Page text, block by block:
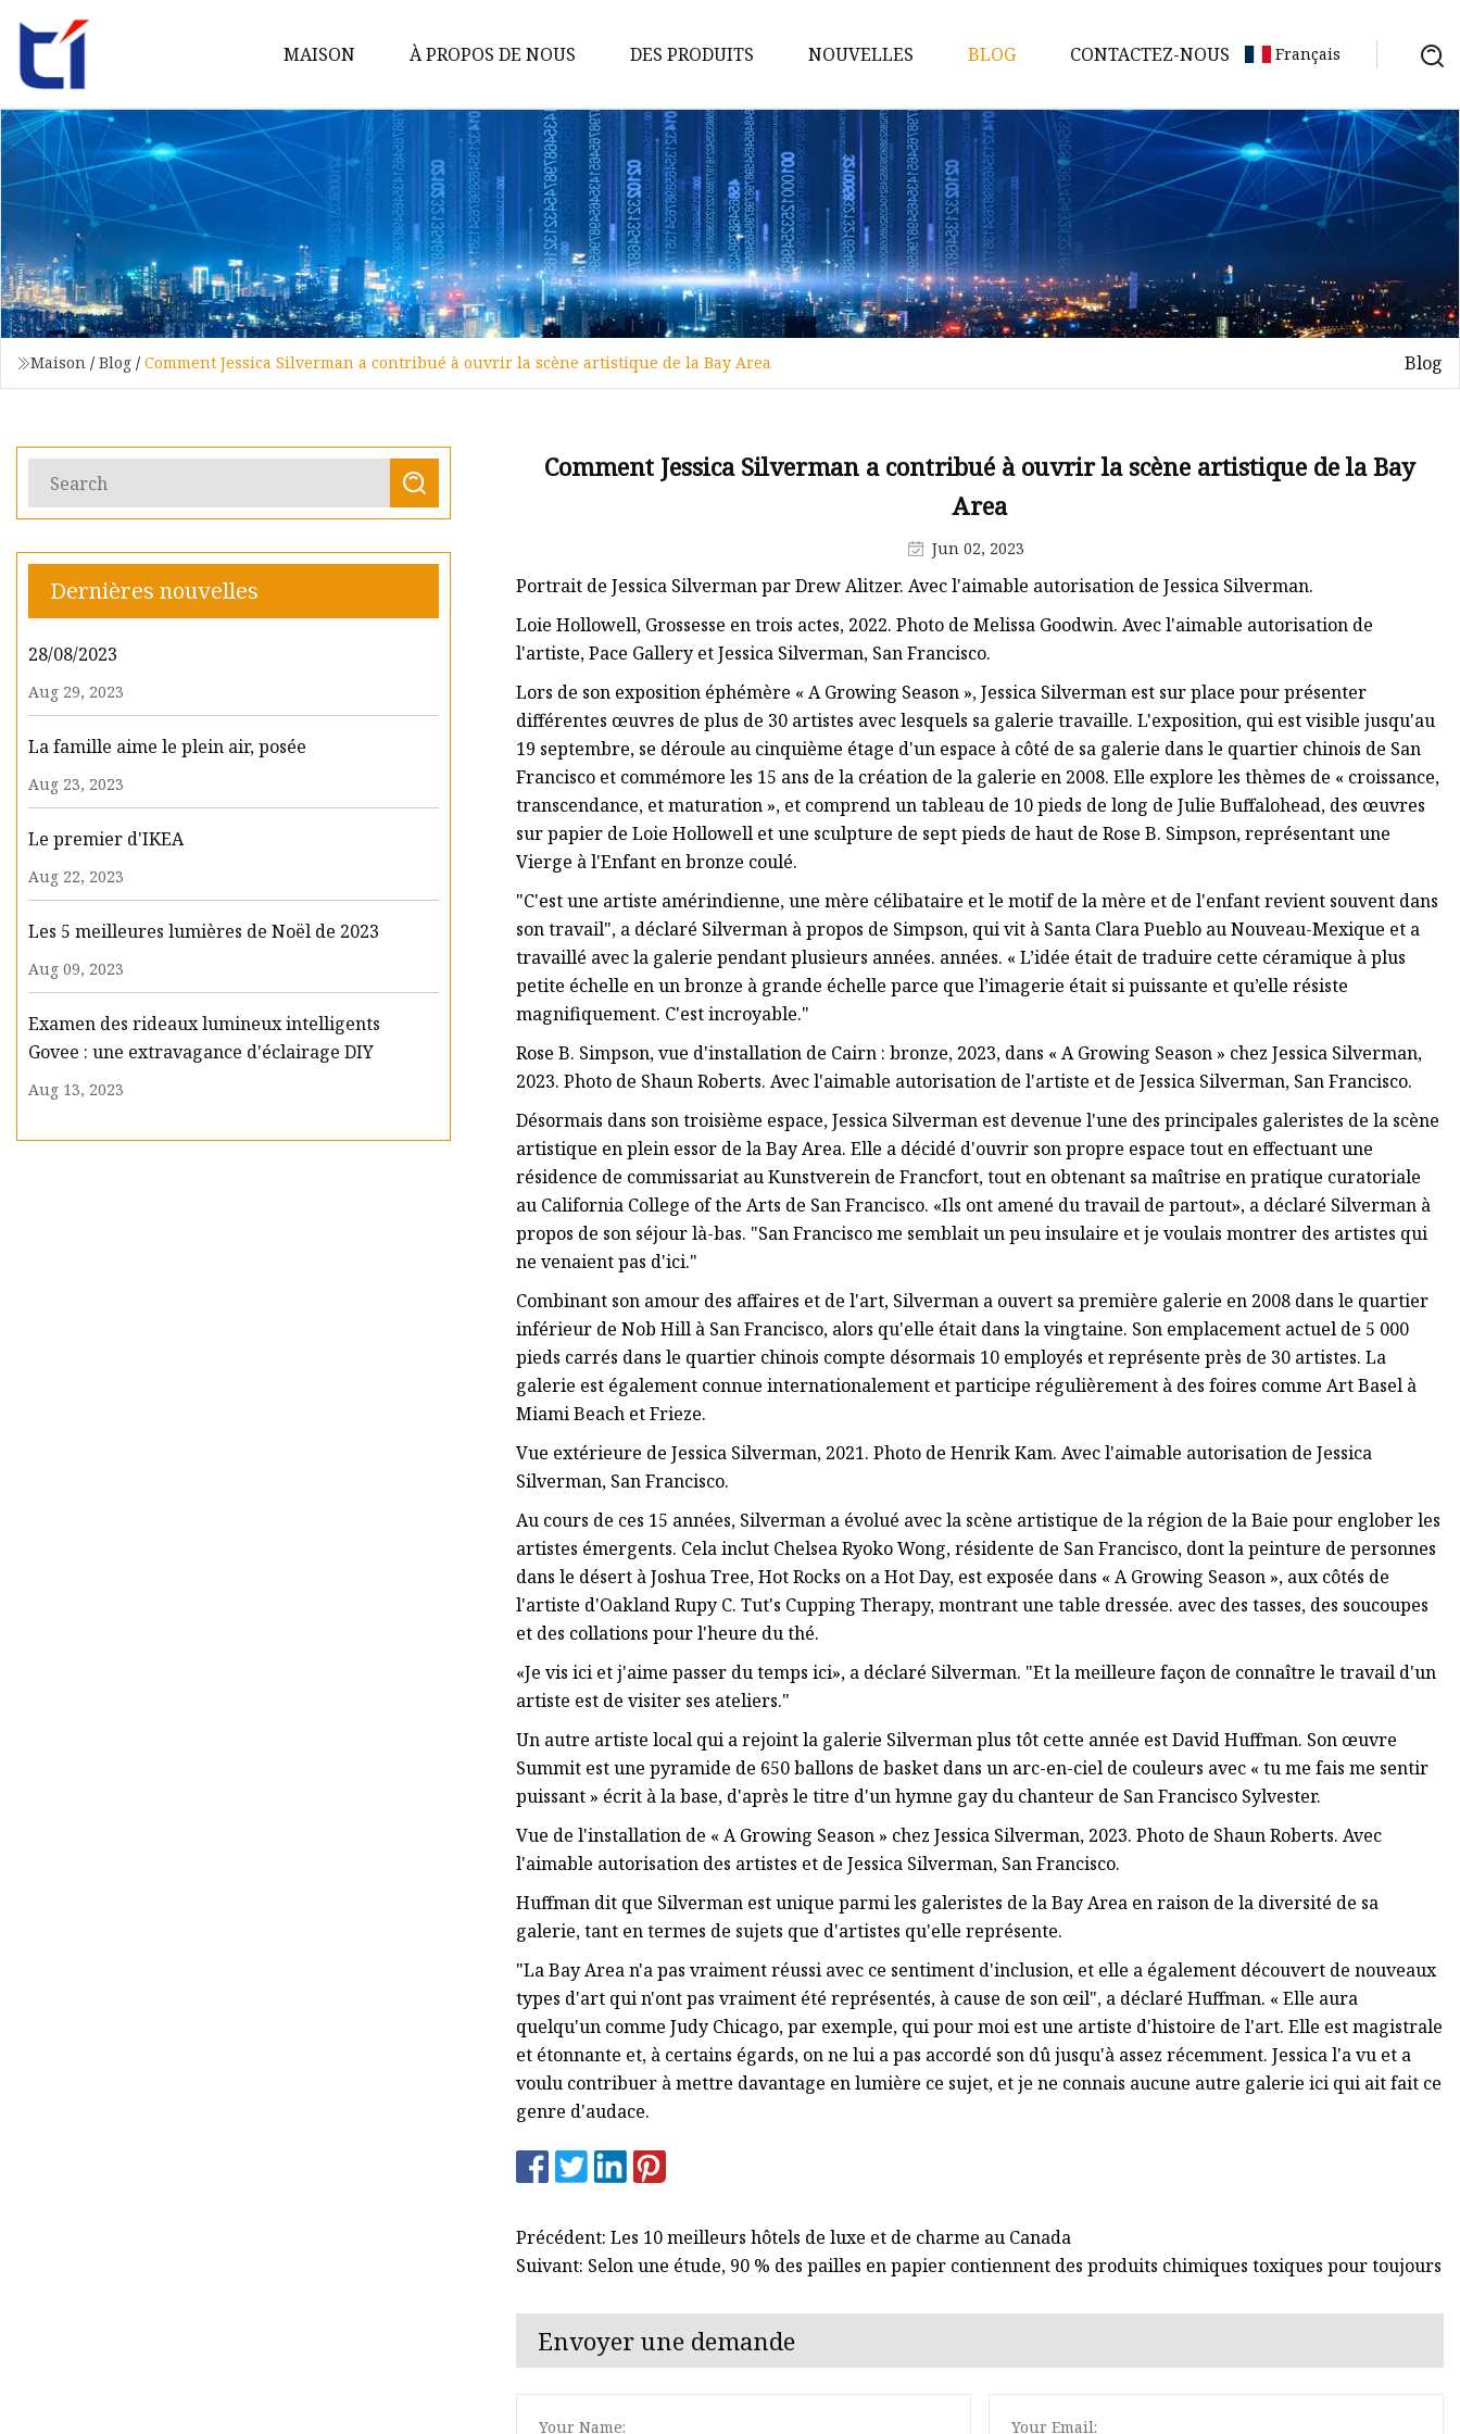
MAISON À PROPOS DE NOUS DES PRODUITS
Lumières de décoration
Arche de bougie
Maison en bois LED
Caisson lumineux en bois
Pyramide LED en bois
Lanternes LED en bois
Guirlandes lumineuses en bois
Ornements en plastique LED
Lumières d'arbre en bois à LED
NOUVELLES BLOG CONTACTEZ-NOUS Français
Maison / Blog / Comment Jessica Silverman a contribué à ouvrir la scène artistique de la Bay Area Blog
Dernières nouvelles
28/08/2023
Aug 29, 2023
La famille aime le plein air, posée
Aug 23, 2023
Le premier d'IKEA
Aug 22, 2023
Les 5 meilleures lumières de Noël de 2023
Aug 09, 2023
Examen des rideaux lumineux intelligents
Govee : une extravagance d'éclairage DIY
Aug 13, 2023
Comment Jessica Silverman a contribué à ouvrir la scène artistique de la Bay
Area
Jun 02, 2023
Portrait de Jessica Silverman par Drew Alitzer. Avec l'aimable autorisation de Jessica Silverman.
Loie Hollowell, Grossesse en trois actes, 2022. Photo de Melissa Goodwin. Avec l'aimable autorisation de
l'artiste, Pace Gallery et Jessica Silverman, San Francisco.
Lors de son exposition éphémère « A Growing Season », Jessica Silverman est sur place pour présenter
différentes œuvres de plus de 30 artistes avec lesquels sa galerie travaille. L'exposition, qui est visible jusqu'au
19 septembre, se déroule au cinquième étage d'un espace à côté de sa galerie dans le quartier chinois de San
Francisco et commémore les 15 ans de la création de la galerie en 2008. Elle explore les thèmes de « croissance,
transcendance, et maturation », et comprend un tableau de 10 pieds de long de Julie Buffalohead, des œuvres
sur papier de Loie Hollowell et une sculpture de sept pieds de haut de Rose B. Simpson, représentant une
Vierge à l'Enfant en bronze coulé.
"C'est une artiste amérindienne, une mère célibataire et le motif de la mère et de l'enfant revient souvent dans
son travail", a déclaré Silverman à propos de Simpson, qui vit à Santa Clara Pueblo au Nouveau-Mexique et a
travaillé avec la galerie pendant plusieurs années. années. « L’idée était de traduire cette céramique à plus
petite échelle en un bronze à grande échelle parce que l’imagerie était si puissante et qu’elle résiste
magnifiquement. C'est incroyable."
Rose B. Simpson, vue d'installation de Cairn : bronze, 2023, dans « A Growing Season » chez Jessica Silverman,
2023. Photo de Shaun Roberts. Avec l'aimable autorisation de l'artiste et de Jessica Silverman, San Francisco.
Désormais dans son troisième espace, Jessica Silverman est devenue l'une des principales galeristes de la scène
artistique en plein essor de la Bay Area. Elle a décidé d'ouvrir son propre espace tout en effectuant une
résidence de commissariat au Kunstverein de Francfort, tout en obtenant sa maîtrise en pratique curatoriale
au California College of the Arts de San Francisco. «Ils ont amené du travail de partout», a déclaré Silverman à
propos de son séjour là-bas. "San Francisco me semblait un peu insulaire et je voulais montrer des artistes qui
ne venaient pas d'ici."
Combinant son amour des affaires et de l'art, Silverman a ouvert sa première galerie en 2008 dans le quartier
inférieur de Nob Hill à San Francisco, alors qu'elle était dans la vingtaine. Son emplacement actuel de 5 000
pieds carrés dans le quartier chinois compte désormais 10 employés et représente près de 30 artistes. La
galerie est également connue internationalement et participe régulièrement à des foires comme Art Basel à
Miami Beach et Frieze.
Vue extérieure de Jessica Silverman, 2021. Photo de Henrik Kam. Avec l'aimable autorisation de Jessica
Silverman, San Francisco.
Au cours de ces 15 années, Silverman a évolué avec la scène artistique de la région de la Baie pour englober les
artistes émergents. Cela inclut Chelsea Ryoko Wong, résidente de San Francisco, dont la peinture de personnes
dans le désert à Joshua Tree, Hot Rocks on a Hot Day, est exposée dans « A Growing Season », aux côtés de
l'artiste d'Oakland Rupy C. Tut's Cupping Therapy, montrant une table dressée. avec des tasses, des soucoupes
et des collations pour l'heure du thé.
«Je vis ici et j'aime passer du temps ici», a déclaré Silverman. "Et la meilleure façon de connaître le travail d'un
artiste est de visiter ses ateliers."
Un autre artiste local qui a rejoint la galerie Silverman plus tôt cette année est David Huffman. Son œuvre
Summit est une pyramide de 650 ballons de basket dans un arc-en-ciel de couleurs avec « tu me fais me sentir
puissant » écrit à la base, d'après le titre d'un hymne gay du chanteur de San Francisco Sylvester.
Vue de l'installation de « A Growing Season » chez Jessica Silverman, 2023. Photo de Shaun Roberts. Avec
l'aimable autorisation des artistes et de Jessica Silverman, San Francisco.
Huffman dit que Silverman est unique parmi les galeristes de la Bay Area en raison de la diversité de sa
galerie, tant en termes de sujets que d'artistes qu'elle représente.
"La Bay Area n'a pas vraiment réussi avec ce sentiment d'inclusion, et elle a également découvert de nouveaux
types d'art qui n'ont pas vraiment été représentés, à cause de son œil", a déclaré Huffman. « Elle aura
quelqu'un comme Judy Chicago, par exemple, qui pour moi est une artiste d'histoire de l'art. Elle est magistrale
et étonnante et, à certains égards, on ne lui a pas accordé son dû jusqu'à assez récemment. Jessica l'a vu et a
voulu contribuer à mettre davantage en lumière ce sujet, et je ne connais aucune autre galerie ici qui ait fait ce
genre d'audace.
Précédent: Les 10 meilleurs hôtels de luxe et de charme au Canada
Suivant: Selon une étude, 90 % des pailles en papier contiennent des produits chimiques toxiques pour toujours
Envoyer une demande